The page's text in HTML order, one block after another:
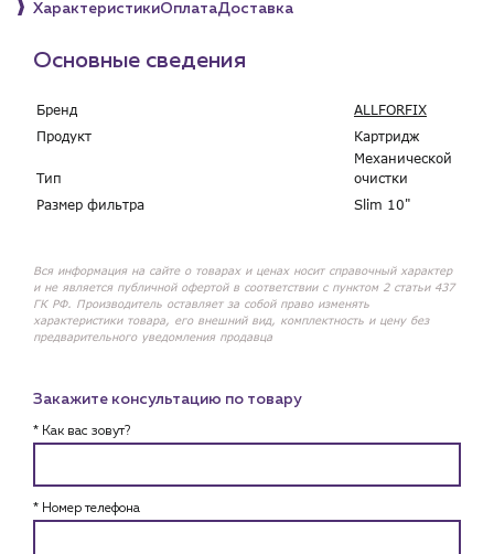
ХарактеристикиОплатаДоставка
Основные сведения
Бренд
ALLFORFIX
Продукт
Картридж
Тип
Механической
очистки
Размер фильтра
Slim 10"
Вся информация на сайте о товарах и ценах носит справочный характер
и не является публичной офертой в соответствии с пунктом 2 статьи 437
ГК РФ. Производитель оставляет за собой право изменять
характеристики товара, его внешний вид, комплектность и цену без
предварительного уведомления продавца
Закажите консультацию по товару
* Как вас зовут?
* Номер телефона